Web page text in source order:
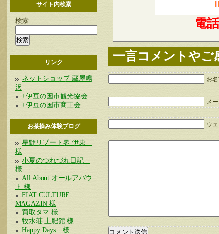
サイト内検索
検索:
リンク
ネットショップ 蔵屋鳴
沢
+伊豆の国市観光協会
+伊豆の国市商工会
お茶摘み体験ブログ
星野リゾート界 伊東
様
小夏のつれづれ日記
様
All About オールアバウ
ト 様
FIAT CULTURE
MAGAZIN 様
買取タマ 様
牧水荘 土肥館 様
Happy Days 様
電話
一言コメントやご
お
メ
ウ